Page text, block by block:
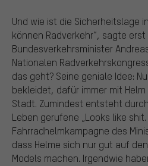
Und wie ist die Sicherheitslage
können Radverkehr“, sagte
Bundesverkehrsminister
Nationalen
das geht? Seine geniale Idee:
bekleidet, dafür immer mit
Stadt. Zumindest entsteht
Leben gerufene „Looks like
Fahrradhelmkampagne des
dass Helme sich nur gut auf
Models machen. Irgendwie